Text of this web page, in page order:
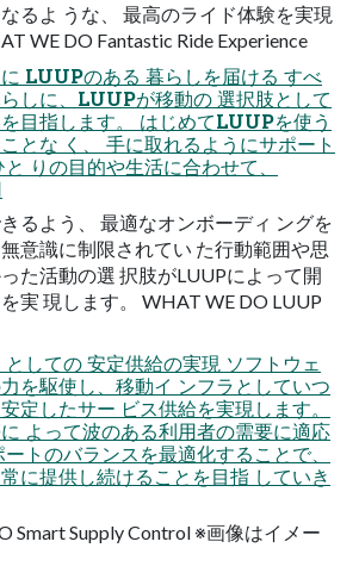
るよ うな、 最高のライド体験を実現
WE DO Fantastic Ride Experience
LUUPのある 暮らしを届ける すべ
しに、LUUPが移動の 選択肢として
目指します。 はじめてLUUPを使う
とな く、 手に取れるようにサポート
りの目的や生活に合わせて、
るよう、 最適なオンボーディ ングを
意識に制限されてい た行動範囲や思
た活動の選 択肢がLUUPによって開
実 現します。 WHAT WE DO LUUP
しての 安定供給の実現 ソフトウェ
を駆使し、移動イ ンフラとしていつ
定したサー ビス供給を実現します。
よって波のある利用者の需要に適応
トのバランスを最適化することで、
に提供し続けることを目指 していき
Smart Supply Control ※画像はイメー